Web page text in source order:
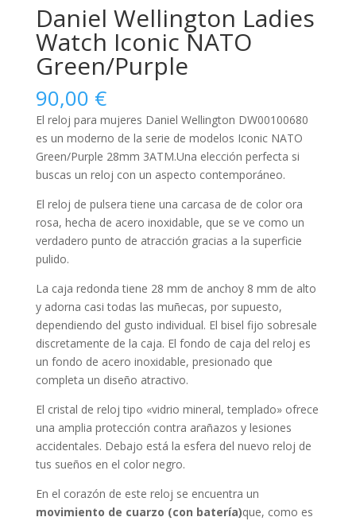
Daniel Wellington Ladies
Watch Iconic NATO
Green/Purple
90,00 €
El reloj para mujeres Daniel Wellington DW00100680
es un moderno de la serie de modelos Iconic NATO
Green/Purple 28mm 3ATM.Una elección perfecta si
buscas un reloj con un aspecto contemporáneo.
El reloj de pulsera tiene una carcasa de de color ora
rosa, hecha de acero inoxidable, que se ve como un
verdadero punto de atracción gracias a la superficie
pulido.
La caja redonda tiene 28 mm de anchoy 8 mm de alto
y adorna casi todas las muñecas, por supuesto,
dependiendo del gusto individual. El bisel fijo sobresale
discretamente de la caja. El fondo de caja del reloj es
un fondo de acero inoxidable, presionado que
completa un diseño atractivo.
El cristal de reloj tipo «vidrio mineral, templado» ofrece
una amplia protección contra arañazos y lesiones
accidentales. Debajo está la esfera del nuevo reloj de
tus sueños en el color negro.
En el corazón de este reloj se encuentra un
movimiento de cuarzo (con batería)que, como es